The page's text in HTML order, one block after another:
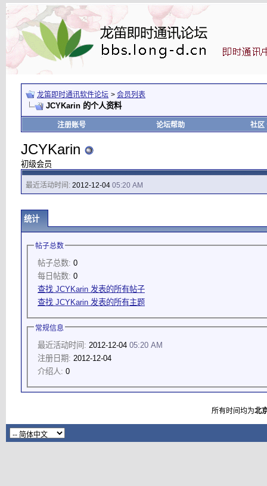
龙笛即时通讯软件论坛 > 会员列表
JCYKarin 的个人资料
注册账号 论坛帮助 社区
JCYKarin
初级会员
最近活动时间: 2012-12-04 05:20 AM
统计
帖子总数
帖子总数: 0
每日帖数: 0
查找 JCYKarin 发表的所有帖子
查找 JCYKarin 发表的所有主题
常规信息
最近活动时间: 2012-12-04 05:20 AM
注册日期: 2012-12-04
介绍人: 0
所有时间均为北